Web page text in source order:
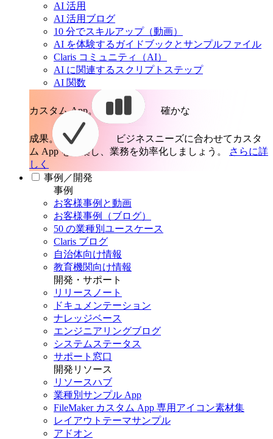
AI 活用
AI 活用ブログ
10 分でスキルアップ（動画）
AI を体験するガイドブックとサンプルファイル
Claris コミュニティ（AI）
AI に関連するスクリプトステップ
AI 関数
カスタム App。 確かな
成果。
ビジネスニーズに合わせてカスタ
ム App を構築し、業務を効率化しましょう。
さらに詳
しく
事例／開発
事例
お客様事例と動画
お客様事例（ブログ）
50 の業種別ユースケース
Claris ブログ
自治体向け情報
教育機関向け情報
開発・サポート
リリースノート
ドキュメンテーション
ナレッジベース
エンジニアリングブログ
システムステータス
サポート窓口
開発リソース
リソースハブ
業種別サンプル App
FileMaker カスタム App 専用アイコン素材集
レイアウトテーマサンプル
アドオン